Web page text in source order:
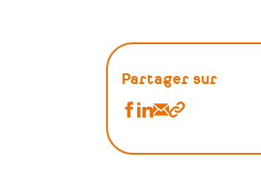
Partager sur
Partager
Partager
Partager
Copier